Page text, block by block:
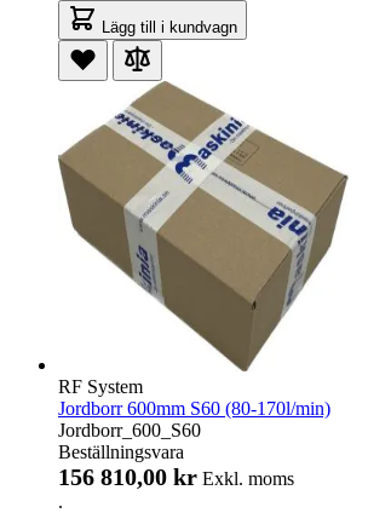
Lägg till i kundvagn
RF System
Jordborr 600mm S60 (80-170l/min)
Jordborr_600_S60
Beställningsvara
156 810,00 kr Exkl. moms
.